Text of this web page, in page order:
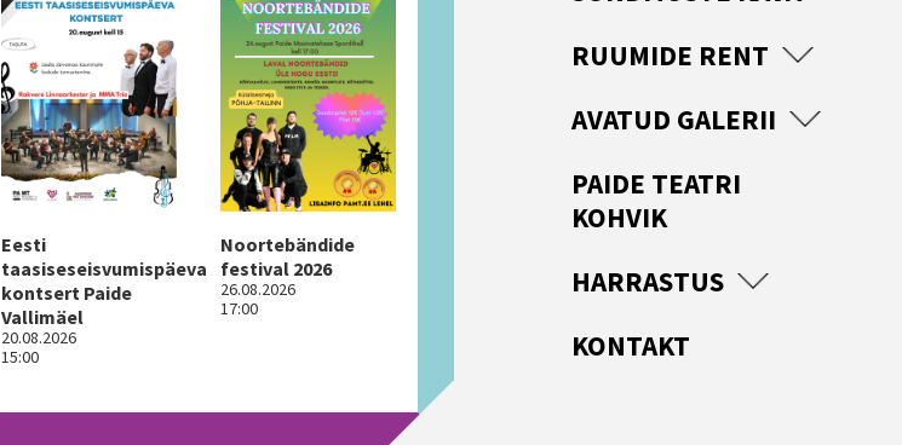
Eesti
taasiseseisvumispäeva
kontsert Paide
Vallimäel
20.08.2026
15:00
Noortebändide
festival 2026
26.08.2026
17:00
RUUMIDE RENT
AVATUD GALERII
PAIDE TEATRI
KOHVIK
HARRASTUS
KONTAKT